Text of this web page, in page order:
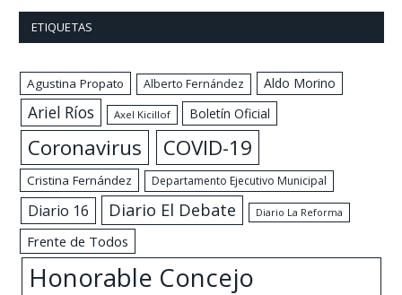
ETIQUETAS
Agustina Propato Alberto Fernández Aldo Morino
Ariel Ríos Axel Kicillof Boletín Oficial
Coronavirus COVID-19
Cristina Fernández Departamento Ejecutivo Municipal
Diario 16 Diario El Debate Diario La Reforma
Frente de Todos
Honorable Concejo